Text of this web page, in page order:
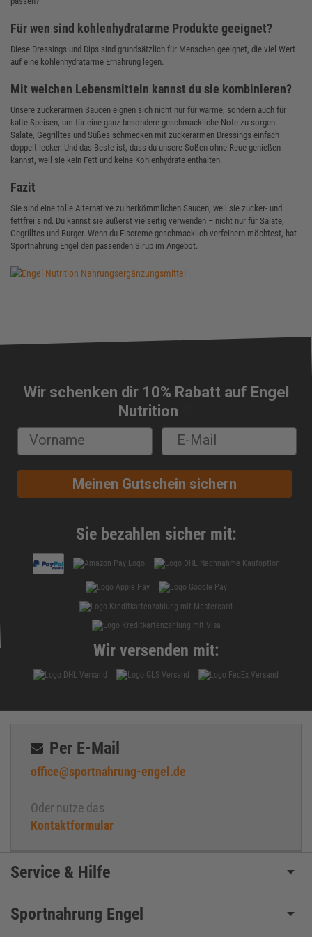
Für wen sind kohlenhydratarme Produkte geeignet?
Diese Dressings und Dips sind grundsätzlich für Menschen geeignet, die viel Wert
auf eine kohlenhydratarme Ernährung legen.
Mit welchen Lebensmitteln kannst du sie kombinieren?
Unsere zuckerarmen Saucen eignen sich nicht nur für warme, sondern auch für
kalte Speisen, um für eine ganz besondere geschmackliche Note zu sorgen.
Salate, Gegrilltes und Süßes schmecken mit zuckerarmen Dressings einfach
doppelt lecker. Und das Beste ist, dass du unsere Soßen ohne Reue genießen
kannst, weil sie kein Fett und keine Kohlenhydrate enthalten.
Fazit
Sie sind eine tolle Alternative zu herkömmlichen Saucen, weil sie zucker- und
fettfrei sind. Du kannst sie äußerst vielseitig verwenden – nicht nur für Salate,
Gegrilltes und Burger. Wenn du Eiscreme geschmacklich verfeinern möchtest, hat
Sportnahrung Engel den passenden Sirup im Angebot.
Wir schenken dir 10% Rabatt auf Engel
Nutrition
Meinen Gutschein sichern
Sie bezahlen sicher mit:
Wir versenden mit:
Per E-Mail
office@sportnahrung-engel.de
Oder nutze das
Kontaktformular
Service & Hilfe
Sportnahrung Engel